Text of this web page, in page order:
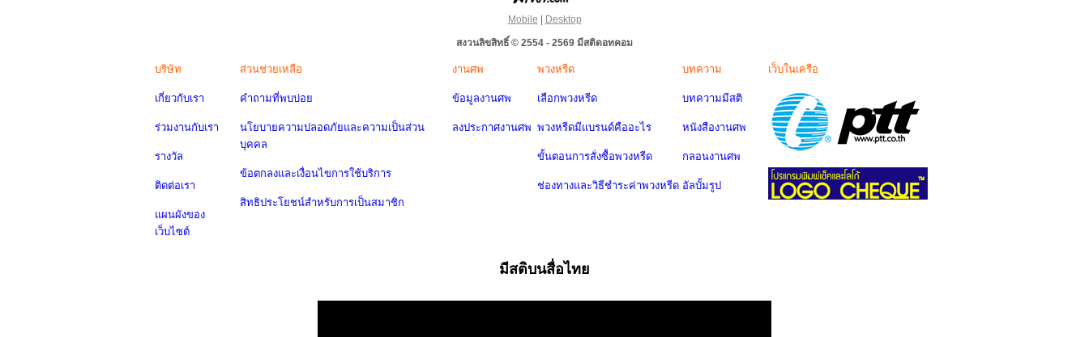
Mobile | Desktop
สงวนลิขสิทธิ์ © 2554 - 2569 มีสติดอทคอม
บริษัท
เกี่ยวกับเรา
ร่วมงานกับเรา
รางวัล
ติดต่อเรา
แผนผังของ
เว็บไซต์
ส่วนช่วยเหลือ
คำถามที่พบบ่อย
นโยบายความปลอดภัยและความเป็นส่วน
บุคคล
ข้อตกลงและเงื่อนไขการใช้บริการ
สิทธิประโยชน์สำหรับการเป็นสมาชิก
งานศพ
ข้อมูลงานศพ
ลงประกาศงานศพ
พวงหรีด
เลือกพวงหรีด
พวงหรีดมีแบรนด์คืออะไร
ขั้นตอนการสั่งซื้อพวงหรีด
ช่องทางและวิธีชำระค่าพวงหรีด
บทความ
บทความมีสติ
หนังสืองานศพ
กลอนงานศพ
อัลบั้มรูป
เว็บในเครือ
มีสติบนสื่อไทย